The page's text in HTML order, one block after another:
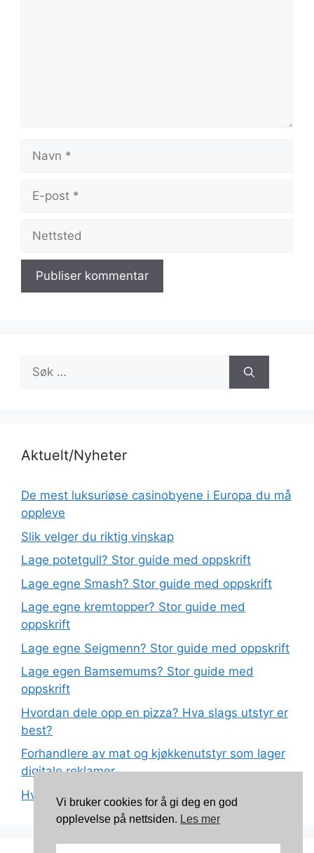
Navn
Nettsted
Søk
etter:
Aktuelt/Nyheter
De mest luksuriøse casinobyene i Europa du må
oppleve
Slik velger du riktig vinskap
Lage potetgull? Stor guide med oppskrift
Lage egne Smash? Stor guide med oppskrift
Lage egne kremtopper? Stor guide med
oppskrift
Lage egne Seigmenn? Stor guide med oppskrift
Lage egen Bamsemums? Stor guide med
oppskrift
Hvordan dele opp en pizza? Hva slags utstyr er
best?
Forhandlere av mat og kjøkkenutstyr som lager
digitale reklamer
Hva betyr det at plast har matkvalitet?
Vi bruker cookies for å gi deg en god
opplevelse på nettsiden. Les mer